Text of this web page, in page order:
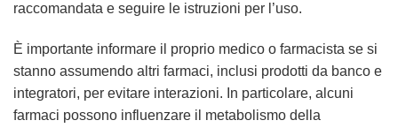
raccomandata e seguire le istruzioni per l’uso.
È importante informare il proprio medico o farmacista se si
stanno assumendo altri farmaci, inclusi prodotti da banco e
integratori, per evitare interazioni. In particolare, alcuni
farmaci possono influenzare il metabolismo della